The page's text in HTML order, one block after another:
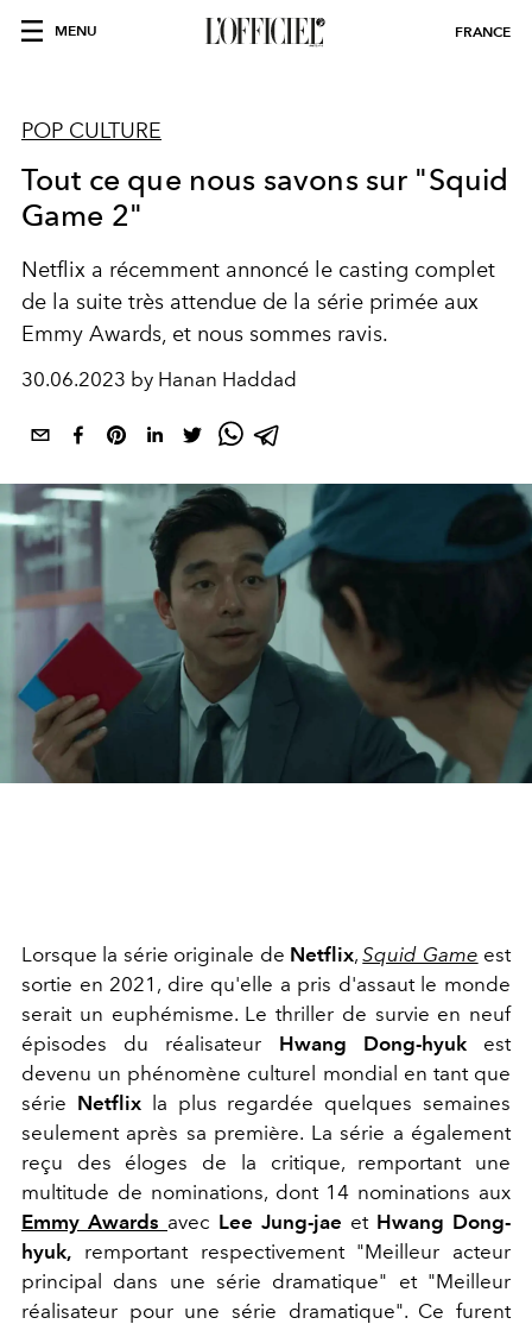
MENU FRANCE
POP CULTURE
Tout ce que nous savons sur "Squid
Game 2"
Netflix a récemment annoncé le casting complet
de la suite très attendue de la série primée aux
Emmy Awards, et nous sommes ravis.
30.06.2023 by Hanan Haddad
Lorsque la série originale de Netflix,Squid Game est
sortie en 2021, dire qu'elle a pris d'assaut le monde
serait un euphémisme. Le thriller de survie en neuf
épisodes du réalisateur Hwang Dong-hyukest
devenu un phénomène culturel mondial en tant que
série Netflixla plus regardée quelques semaines
seulement après sa première. La série a également
reçu des éloges de la critique, remportant une
multitude de nominations, dont 14 nominations aux
Emmy Awards avec Lee Jung-jae etHwang Dong-
hyuk, remportant respectivement "Meilleur acteur
principal dans une série dramatique" et "Meilleur
réalisateur pour une série dramatique". Ce furent